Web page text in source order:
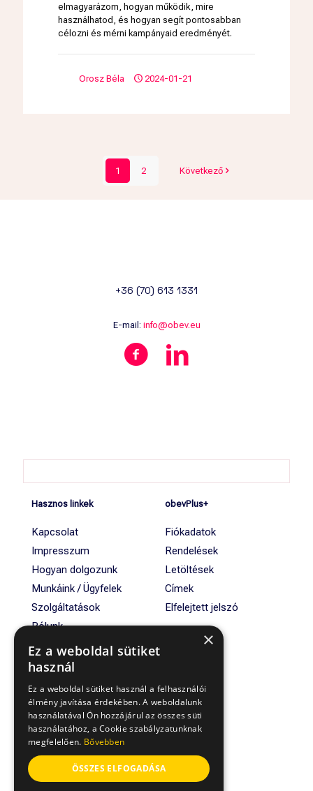
elmagyarázom, hogyan működik, mire
használhatod, és hogyan segít pontosabban
célozni és mérni kampányaid eredményét.
Orosz Béla 2024-01-21
1 2 Következő
+36 (70) 613 1331
E-mail: info@obev.eu
Hasznos linkek
Kapcsolat
Impresszum
Hogyan dolgozunk
Munkáink / Ügyfelek
Szolgáltatások
Rólunk
Gyakran Ismételt
Kérdések
Általános Szerződési
Feltételek
Adatvédelmi tájékoztató
obevPlus+
Fiókadatok
Rendelések
Letöltések
Címek
Elfelejtett jelszó
×
Ez a weboldal sütiket
használ
Ez a weboldal sütiket használ a felhasználói
élmény javítása érdekében. A weboldalunk
használatával Ön hozzájárul az összes süti
használatához, a Cookie szabályzatunknak
megfelelően. Bővebben
ÖSSZES ELFOGADÁSA